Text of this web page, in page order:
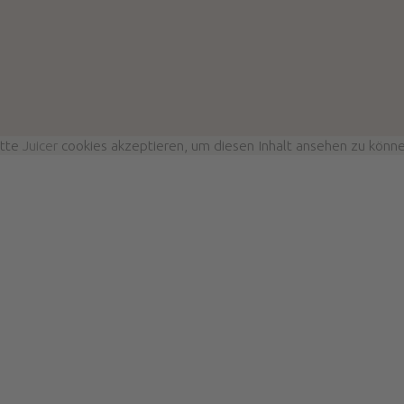
Juicer cookies akzeptieren, um diesen Inhalt ansehen zu